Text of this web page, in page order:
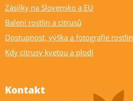
Zásilky na Slovensko a EU
Balení rostlin a citrusů
Dostupnost, výška a fotografie rostlin
Kdy citrusy kvetou a plodí
Kontakt